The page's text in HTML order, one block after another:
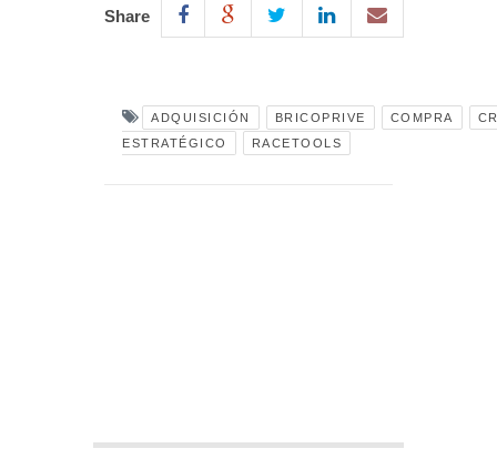
Share
ADQUISICIÓN BRICOPRIVE COMPRA
ESTRATÉGICO
RACETOOLS